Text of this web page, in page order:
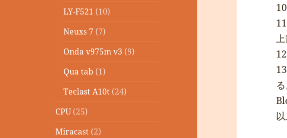
LY-F521 (10)
Neuxs 7 (7)
Onda v975m v3 (9)
Qua tab (1)
Teclast A10t (24)
CPU(25)
Miracast (2)
る